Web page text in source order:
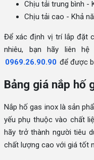
Chịu tải trung bình -
Chịu tải cao - Khả
Để xác định vị trí lắp đặt
nhiêu, bạn hãy liên
0969.26.90.90 để được
Bảng giá nắp hố
Nắp hố gas inox là sản
yếu phụ thuộc vào chất
hãy trở thành người tiêu
chất lượng cao với giá tốt